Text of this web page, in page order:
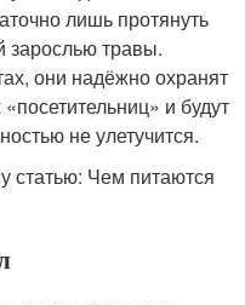
лишь протянуть
зарослью травы.
они надёжно охранят
и будут
не улетучится.
статью: Чем питаются